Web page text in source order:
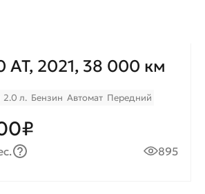
AT, 2021, 38 000 км
2.0 л. Бензин Автомат Передний
895